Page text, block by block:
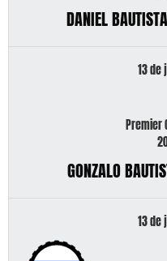
DANIEL
13 de
Premier
GONZALO
13 de